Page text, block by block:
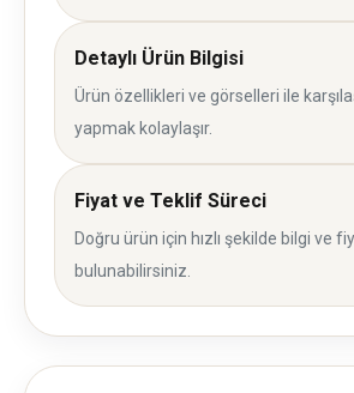
Detaylı Ürün Bilgisi
Ürün özellikleri ve görselleri ile
yapmak kolaylaşır.
Fiyat ve Teklif Süreci
Doğru ürün için hızlı şekilde bilgi ve
bulunabilirsiniz.